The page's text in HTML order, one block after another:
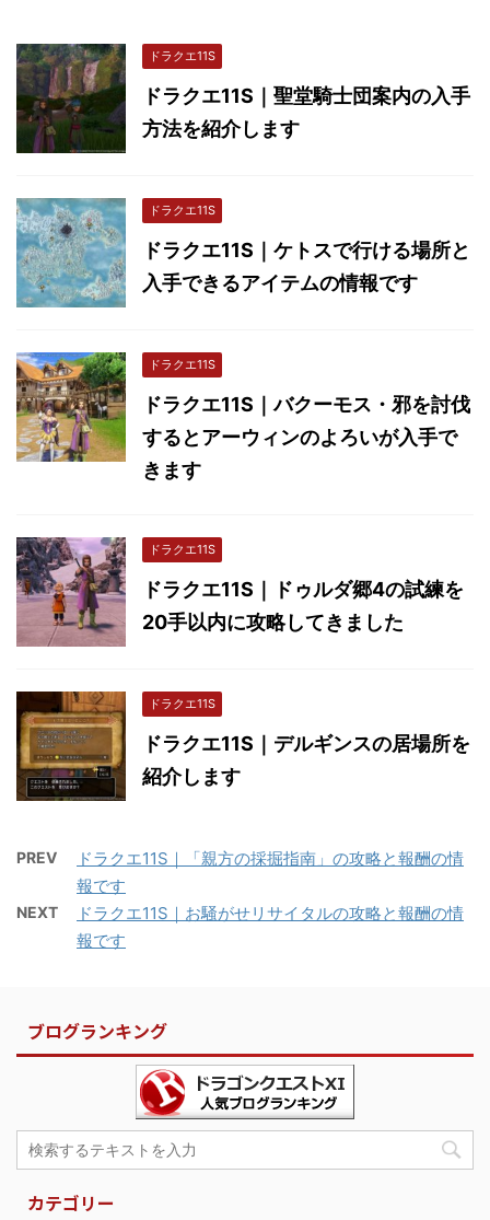
ドラクエ11S
ドラクエ11S｜聖堂騎士団案内の入手
方法を紹介します
ドラクエ11S
ドラクエ11S｜ケトスで行ける場所と
入手できるアイテムの情報です
ドラクエ11S
ドラクエ11S｜バクーモス・邪を討伐
するとアーウィンのよろいが入手で
きます
ドラクエ11S
ドラクエ11S｜ドゥルダ郷4の試練を
20手以内に攻略してきました
ドラクエ11S
ドラクエ11S｜デルギンスの居場所を
紹介します
PREV
ドラクエ11S｜「親方の採掘指南」の攻略と報酬の情
報です
NEXT
ドラクエ11S｜お騒がせリサイタルの攻略と報酬の情
報です
ブログランキング
カテゴリー